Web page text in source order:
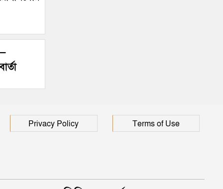
Privacy Policy Terms of Use